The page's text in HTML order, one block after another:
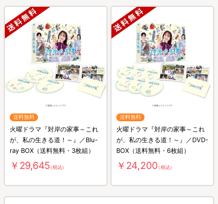
送料無料
火曜ドラマ『対岸の家事～これ
が、私の生きる道！～』／Blu-
ray BOX（送料無料・3枚組）
￥29,645（税込）
送料無料
火曜ドラマ『対岸の家事～これ
が、私の生きる道！～』／DVD-
BOX（送料無料・6枚組）
￥24,200（税込）